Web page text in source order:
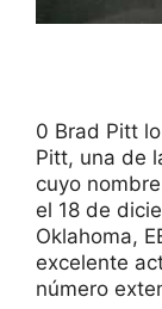
0 Brad Pitt
Pitt, una de
cuyo
el 18 de
Oklahoma,
excelente
número